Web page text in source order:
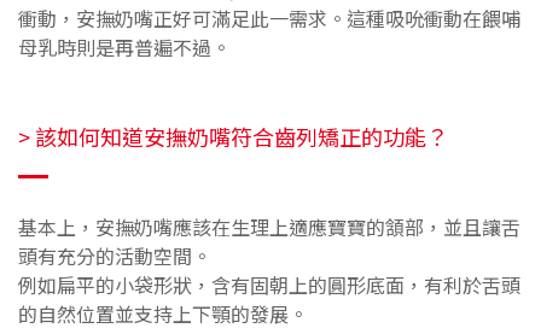
衝動，安撫奶嘴正好可滿足此一需求。這種吸吮衝動在餵哺
母乳時則是再普遍不過。
> 該如何知道安撫奶嘴符合齒列矯正的功能？
基本上，安撫奶嘴應該在生理上適應寶寶的頷部，並且讓舌
頭有充分的活動空間。
例如扁平的小袋形狀，含有固朝上的圓形底面，有利於舌頭
的自然位置並支持上下顎的發展。